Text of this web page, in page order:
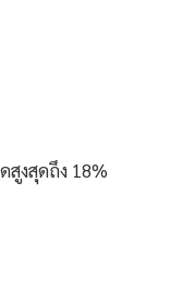
สูงสุดถึง 18%